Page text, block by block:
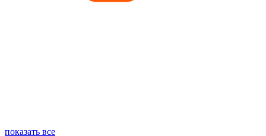
показать все